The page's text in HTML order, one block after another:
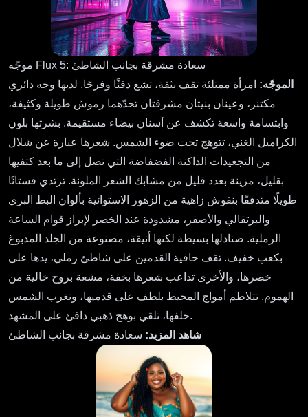
موجّه Flux 5: سعادة مشرقة بجانب الشاطئ
الموجّه: امرأة ممتلئة تقف بثقة، تشع دفئًا وفرحًا. لديها وجه دائري
مكتنز، وعينان بنيتان مشرقتان تحدّهما رموش طويلة وكثيفة،
وابتسامة واسعة تكشف عن أسنان بيضاء مستقيمة. بشرتها بلون
الكراميل الغني، تتوهج تحت ضوء الشمس. شعرها عبارة عن شلال
من التجعيدات الداكنة الفضفاضة التي تصل إلى ما بعد كتفيها
بقليل، مزينة بعدد قليل من مشابك الشعر الملونة. ترتدي فستانًا
طويلًا متدفقًا بنقوش زاهية من الزهور الاستوائية بألوان البط البري
والبرتقالي والأصفر، مشدودة عند الخصر لإبراز قوام الساعة
الرملية. صنادلها بسيطة لكنها أنيقة، مصنوعة من الجلد المدبوغ
بكعب خفيف. تقف حافية القدمين على شاطئ رملي، يدها على
خصرها، والأخرى تداعب شعرها بخفة، مشعة بروح خالية من
الهموم. تتلاطم أمواج المحيط بلطف على قدميها، وتغرب الشمس
خلفها، تلقي بوهج ذهبي دافئ على المشهد.
شاهد المزيد: سعادة مشرقة بجانب الشاطئ